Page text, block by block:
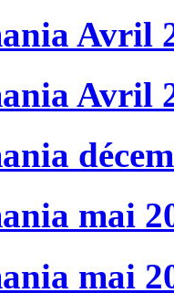
Avril
Avril
mai
mai